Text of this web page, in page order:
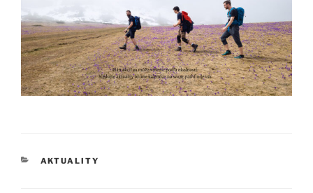
KATEGÓRIE
AKTUALITY